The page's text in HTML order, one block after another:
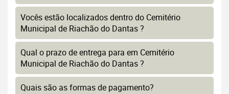
Vocês estão localizados dentro do Cemitério
Municipal de Riachão do Dantas ?
Qual o prazo de entrega para em Cemitério
Municipal de Riachão do Dantas ?
Quais são as formas de pagamento?